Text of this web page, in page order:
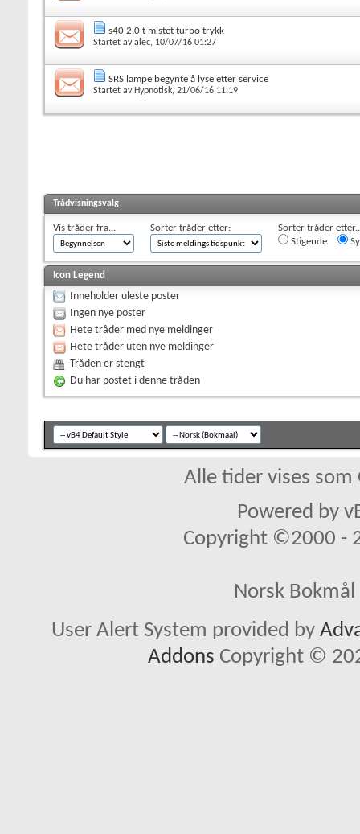
s40 2.0 t mistet turbo trykk
Startet avalec, 10/07/16 01:27
SRS lampe begynte å lyse etter service
Startet avHypnotisk, 21/06/16 11:19
Trådvisningsvalg
Vis tråder fra... Sorter tråder etter:
Sorter tråder
Stigende
Icon Legend
Inneholder uleste poster
Ingen nye poster
Hete tråder med nye meldinger
Hete tråder uten nye meldinger
Tråden er stengt
Du har postet i denne tråden
Alle tider vises som
Powered by
Copyright ©2000 -
Norsk
User Alert System provided by
Addons Copyright ©